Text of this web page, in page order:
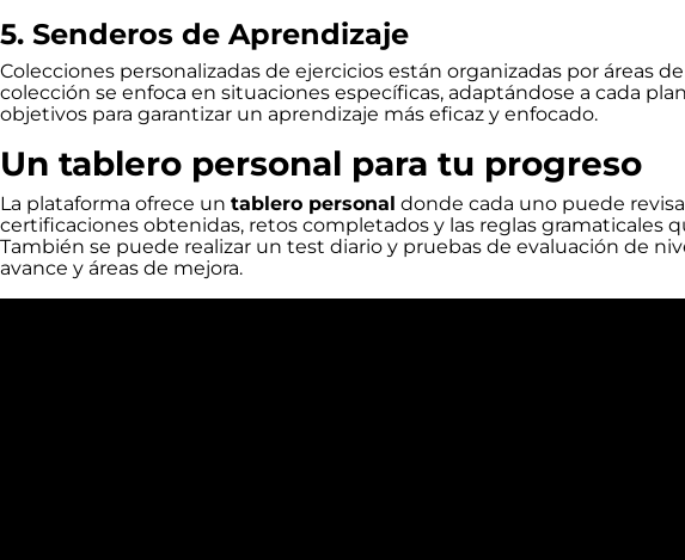
5. Senderos de Aprendizaje
Colecciones personalizadas de ejercicios están organizadas por áreas
colección se enfoca en situaciones específicas, adaptándose a cada
objetivos para garantizar un aprendizaje más eficaz y enfocado.
Un tablero personal para tu progreso
La plataforma ofrece un tablero personal donde cada uno puede
certificaciones obtenidas, retos completados y las reglas gramaticales
También se puede realizar un test diario y pruebas de evaluación de
avance y áreas de mejora.